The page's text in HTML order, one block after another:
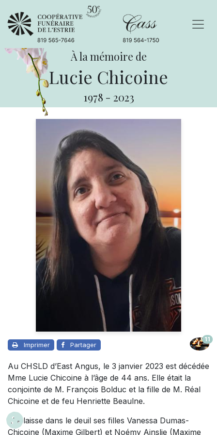
À la mémoire de
Lucie Chicoine
1978 - 2023
Imprimer Partager
11
Au CHSLD d’East Angus, le 3 janvier 2023 est décédée
Mme Lucie Chicoine à l’âge de 44 ans. Elle était la
conjointe de M. François Bolduc et la fille de M. Réal
Chicoine et de feu Henriette Beaulne.
Elle laisse dans le deuil ses filles Vanessa Dumas-
Chicoine (Maxime Gilbert) et Noémy Ainslie (Maxime